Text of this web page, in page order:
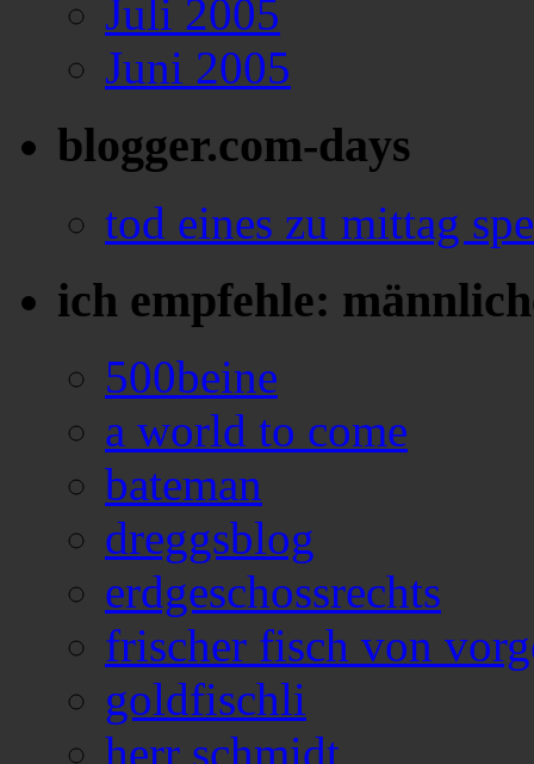
Juli 2005
Juni 2005
blogger.com-days
tod eines zu mittag
ich empfehle:
500beine
a world to come
bateman
dreggsblog
erdgeschossrechts
frischer fisch von
goldfischli
herr schmidt